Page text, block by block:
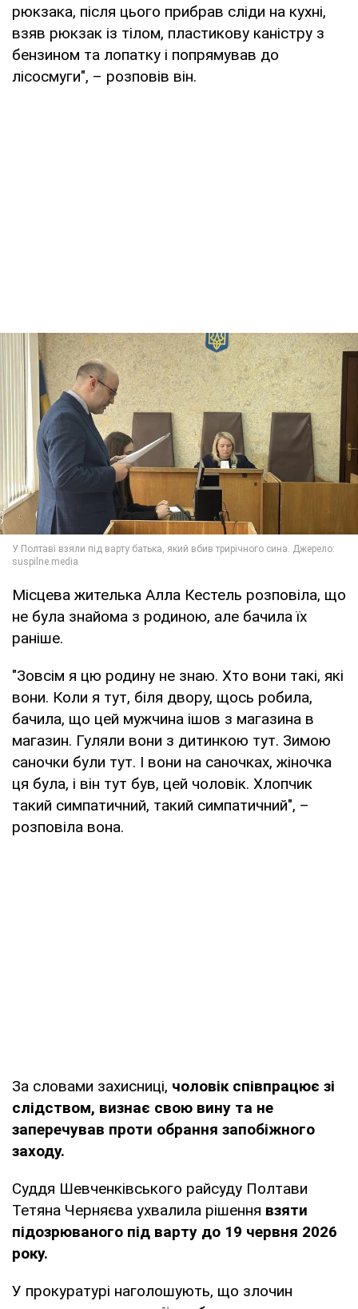
рюкзака, після цього прибрав сліди на кухні,
взяв рюкзак із тілом, пластикову каністру з
бензином та лопатку і попрямував до
лісосмуги", – розповів він.
Місцева жителька Алла Кестель розповіла, що
не була знайома з родиною, але бачила їх
раніше.
"Зовсім я цю родину не знаю. Хто вони такі, які
вони. Коли я тут, біля двору, щось робила,
бачила, що цей мужчина ішов з магазина в
магазин. Гуляли вони з дитинкою тут. Зимою
саночки були тут. І вони на саночках, жіночка
ця була, і він тут був, цей чоловік. Хлопчик
такий симпатичний, такий симпатичний", –
розповіла вона.
За словами захисниці, чоловік співпрацює зі
слідством, визнає свою вину та не
заперечував проти обрання запобіжного
заходу.
Суддя Шевченківського райсуду Полтави
Тетяна Черняєва ухвалила рішення взяти
підозрюваного під варту до 19 червня 2026
року.
У прокуратурі наголошують, що злочин